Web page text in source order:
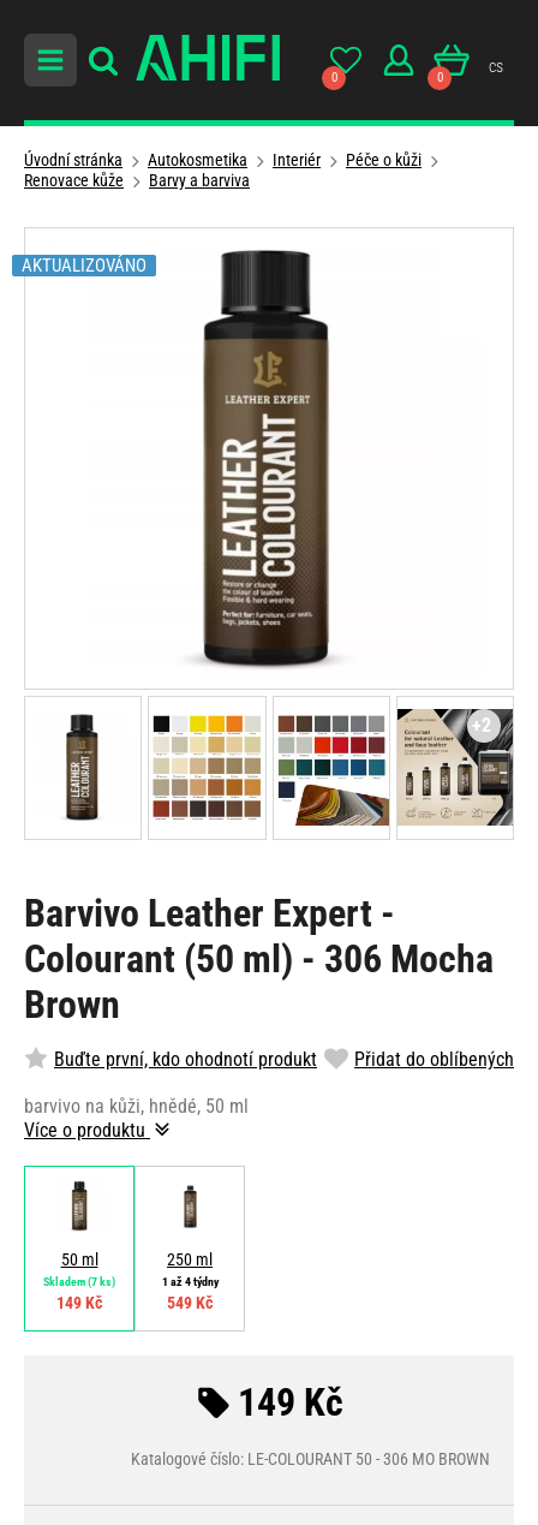
0 0
cs
Úvodní stránka Autokosmetika Interiér
Péče o kůži
Renovace kůže
Barvy a barviva
Barvivo Leather Expert -
Colourant (50 ml) - 306 Mocha
Brown
Buďte první, kdo ohodnotí produkt Přidat do oblíbených
barvivo na kůži, hnědé, 50 ml
Více o produktu
50 ml
Skladem(7 ks)
149 Kč
250 ml
1 až 4 týdny
549 Kč
149 Kč
Katalogové číslo: LE-COLOURANT 50 - 306 MO BROWN
AKTUALIZOVÁNO
+2